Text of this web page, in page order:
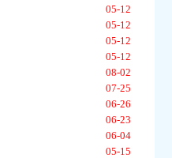
05-12
05-12
05-12
05-12
08-02
07-25
06-26
06-23
06-04
05-15